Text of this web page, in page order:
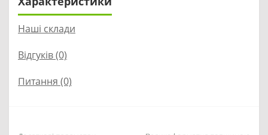
Наші склади
Відгуків (0)
Питання (0)